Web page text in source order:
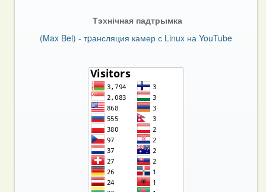
Тэхнічная падтрымка
(Max Bel) - тpансляция камер с Linux на YouTube